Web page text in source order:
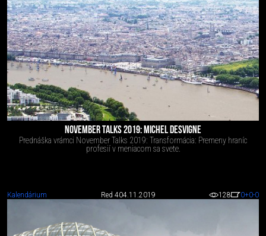
NOVEMBER TALKS 2019: MICHEL DESVIGNE
Prednáška vrámci November Talks 2019: Transformácia: Premeny hraníc
profesií v meniacom sa svete.
Kalendárium Red 404.11.2019 128 0+0-0